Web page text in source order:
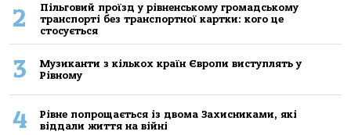
2
Пільговий проїзд у рівненському громадському
транспорті без транспортної картки: кого це
стосується
3
Музиканти з кількох країн Європи виступлять у
Рівному
4
Рівне попрощається із двома Захисниками, які
віддали життя на війні